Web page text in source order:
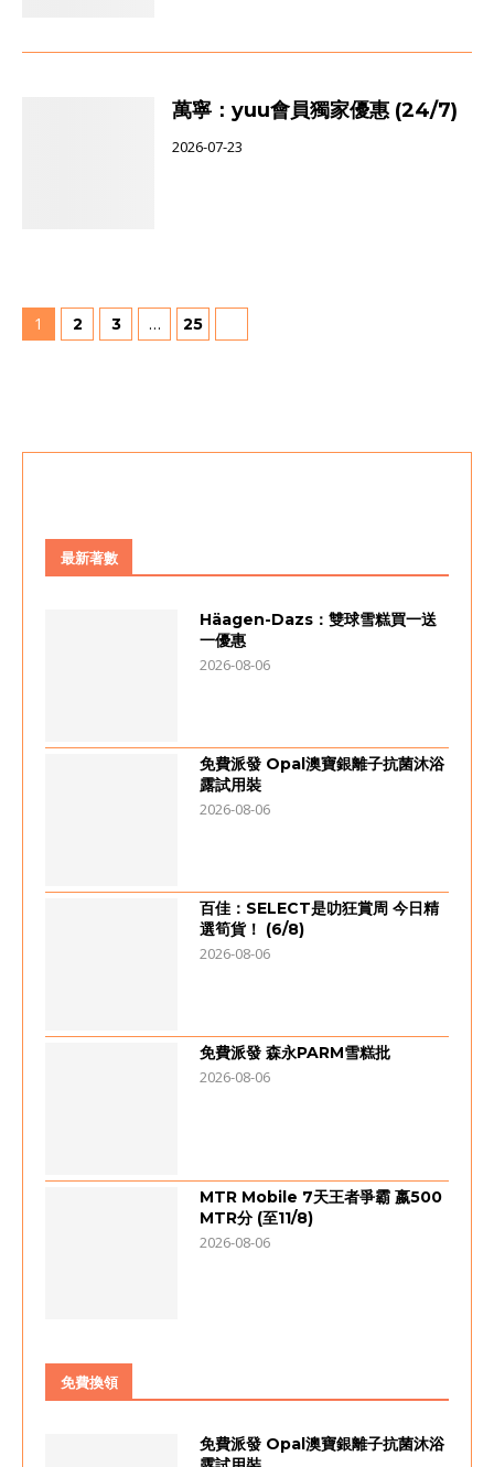
萬寧：yuu會員獨家優惠 (24/7)
2026-07-23
1 2 3 … 25
最新著數
Häagen-Dazs：雙球雪糕買一送
一優惠
2026-08-06
免費派發 Opal澳寶銀離子抗菌沐浴
露試用裝
2026-08-06
百佳：SELECT是叻狂賞周 今日精
選筍貨！ (6/8)
2026-08-06
免費派發 森永PARM雪糕批
2026-08-06
MTR Mobile 7天王者爭霸 嬴500
MTR分 (至11/8)
2026-08-06
免費換領
免費派發 Opal澳寶銀離子抗菌沐浴